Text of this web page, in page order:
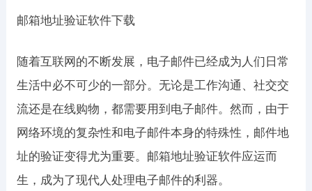
邮箱地址验证软件下载
随着互联网的不断发展，电子邮件已经成为人们日常
生活中必不可少的一部分。无论是工作沟通、社交交
流还是在线购物，都需要用到电子邮件。然而，由于
网络环境的复杂性和电子邮件本身的特殊性，邮件地
址的验证变得尤为重要。邮箱地址验证软件应运而
生，成为了现代人处理电子邮件的利器。